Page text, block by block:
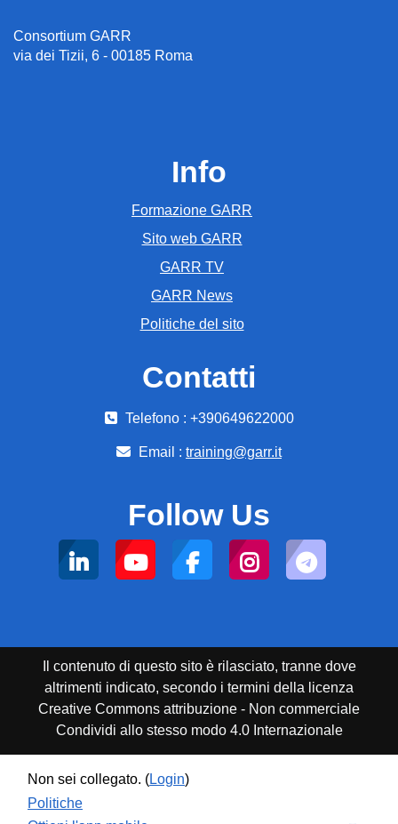
Consortium GARR
via dei Tizii, 6 - 00185 Roma
Info
Formazione GARR
Sito web GARR
GARR TV
GARR News
Politiche del sito
Contatti
Telefono : +390649622000
Email : training@garr.it
Follow Us
Il contenuto di questo sito è rilasciato, tranne dove
altrimenti indicato, secondo i termini della licenza
Creative Commons attribuzione - Non commerciale
Condividi allo stesso modo 4.0 Internazionale
Non sei collegato. (Login)
Politiche